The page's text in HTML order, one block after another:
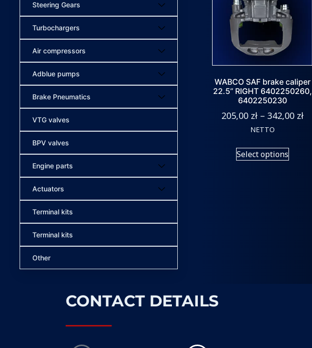
Steering Gears
Turbochargers
Air compressors
Adblue pumps
Brake Pneumatics
VTG valves
BPV valves
Engine parts
Actuators
Terminal kits
Terminal kits
Other
WABCO SAF brake caliper
22.5” RIGHT 6402250260,
6402250230
205,00 zł – 342,00 zł
NETTO
Select options
CONTACT DETAILS